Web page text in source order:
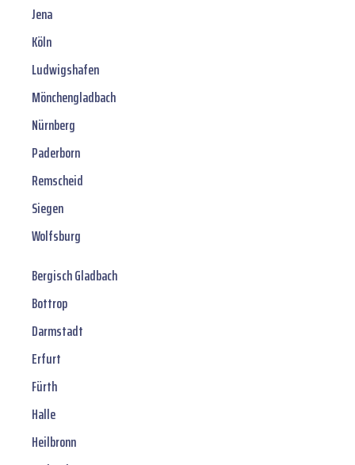
Jena
Köln
Ludwigshafen
Mönchengladbach
Nürnberg
Paderborn
Remscheid
Siegen
Wolfsburg
Bergisch Gladbach
Bottrop
Darmstadt
Erfurt
Fürth
Halle
Heilbronn